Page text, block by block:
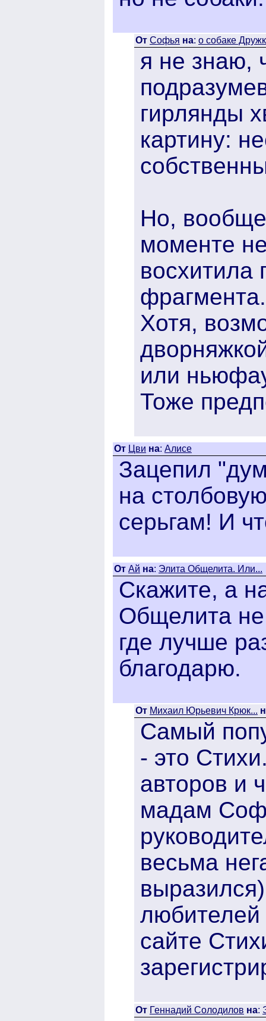
От Софья на: о собаке
я не знаю,
гирлянды
картину:
Но,
моменте
восхитила
Хотя,
или
Тоже
От Цви на: Алисе
Зацепил
на
серьгам! И
От Ай на: Элита Общелита. Или...
Скажите, а
Общелита не
где лучше
благодарю.
От Михаил Юрьевич Крюк...
Самый
- это
авторов и
мадам
весьма
любителей
сайте
От Геннадий Солодилов на: